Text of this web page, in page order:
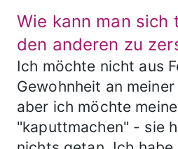
Wie kann man sich
den anderen zu
Ich möchte nicht aus
Gewohnheit an
aber ich möchte
"kaputtmachen" - sie